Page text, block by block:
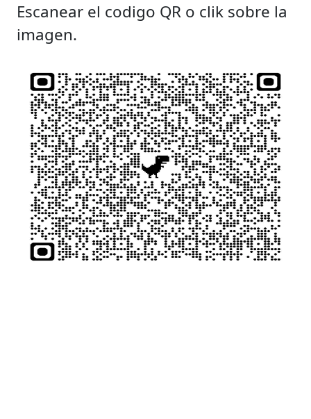
Escanear el codigo QR o clik sobre la
imagen.